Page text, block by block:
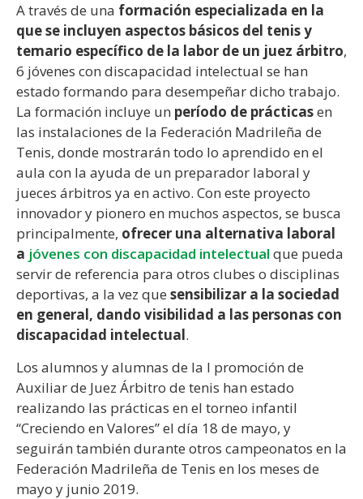
A través de una formación especializada en la
que se incluyen aspectos básicos del tenis y
temario específico de la labor de un juez árbitro,
6 jóvenes con discapacidad intelectual se han
estado formando para desempeñar dicho trabajo.
La formación incluye un período de prácticasen
las instalaciones de la Federación Madrileña de
Tenis, donde mostrarán todo lo aprendido en el
aula con la ayuda de un preparador laboral y
jueces árbitros ya en activo. Con este proyecto
innovador y pionero en muchos aspectos, se busca
principalmente, ofrecer una alternativa laboral
a jóvenes con discapacidad intelectual que pueda
servir de referencia para otros clubes o disciplinas
deportivas, a la vez que sensibilizar a la sociedad
en general, dando visibilidad a las personas con
discapacidad intelectual.
Los alumnos y alumnas de la I promoción de
Auxiliar de Juez Árbitro de tenis han estado
realizando las prácticas en el torneo infantil
“Creciendo en Valores” el día 18 de mayo, y
seguirán también durante otros campeonatos en la
Federación Madrileña de Tenis en los meses de
mayo y junio 2019.